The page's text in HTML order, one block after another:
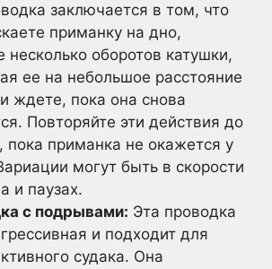
заключается в том, что
приманку на дно,
несколько оборотов катушки,
ее на небольшое расстояние
ждете, пока она снова
Повторяйте эти действия до
пока приманка не окажется у
могут быть в скорости
и паузах.
с подрывами: Эта проводка
и подходит для
судака. Она